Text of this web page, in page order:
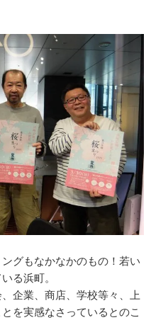
グもなかなかのもの！若い
る浜町。
企業、商店、学校等々、上
を実感なさっているとのこ